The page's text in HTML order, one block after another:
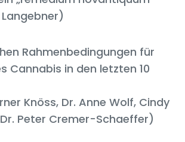
Rahmenbedingungen für
Cannabis in den letzten 10
Knöss, Dr. Anne Wolf, Cindy
Peter Cremer-Schaeffer)